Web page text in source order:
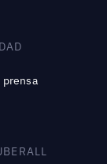
prensa